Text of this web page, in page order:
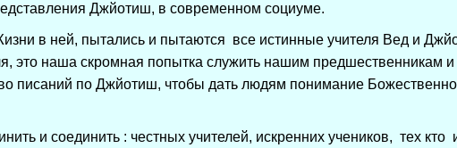
Джйотиш, в современном социуме.
в ней, пытались и пытаются все истинные учителя Вед и
это наша скромная попытка служить нашим предшественникам
писаний по Джйотиш, чтобы дать людям понимание
и соединить : честных учителей, искренних учеников, тех кто